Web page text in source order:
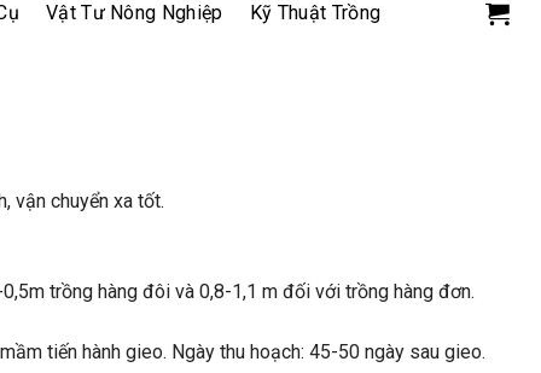
Vật Tư Nông Nghiệp Kỹ Thuật Trồng
vận chuyển xa tốt.
trồng hàng đôi và 0,8-1,1 m đối với trồng hàng đơn.
tiến hành gieo. Ngày thu hoạch: 45-50 ngày sau gieo.